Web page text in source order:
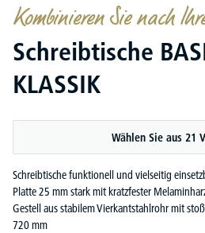
Kombinieren Sie nach
Schreibtische
KLASSIK
Wählen Sie aus 21
Schreibtische funktionell und vielseitig
Platte 25 mm stark mit kratzfester
Gestell aus stabilem Vierkantstahlrohr mit
720 mm